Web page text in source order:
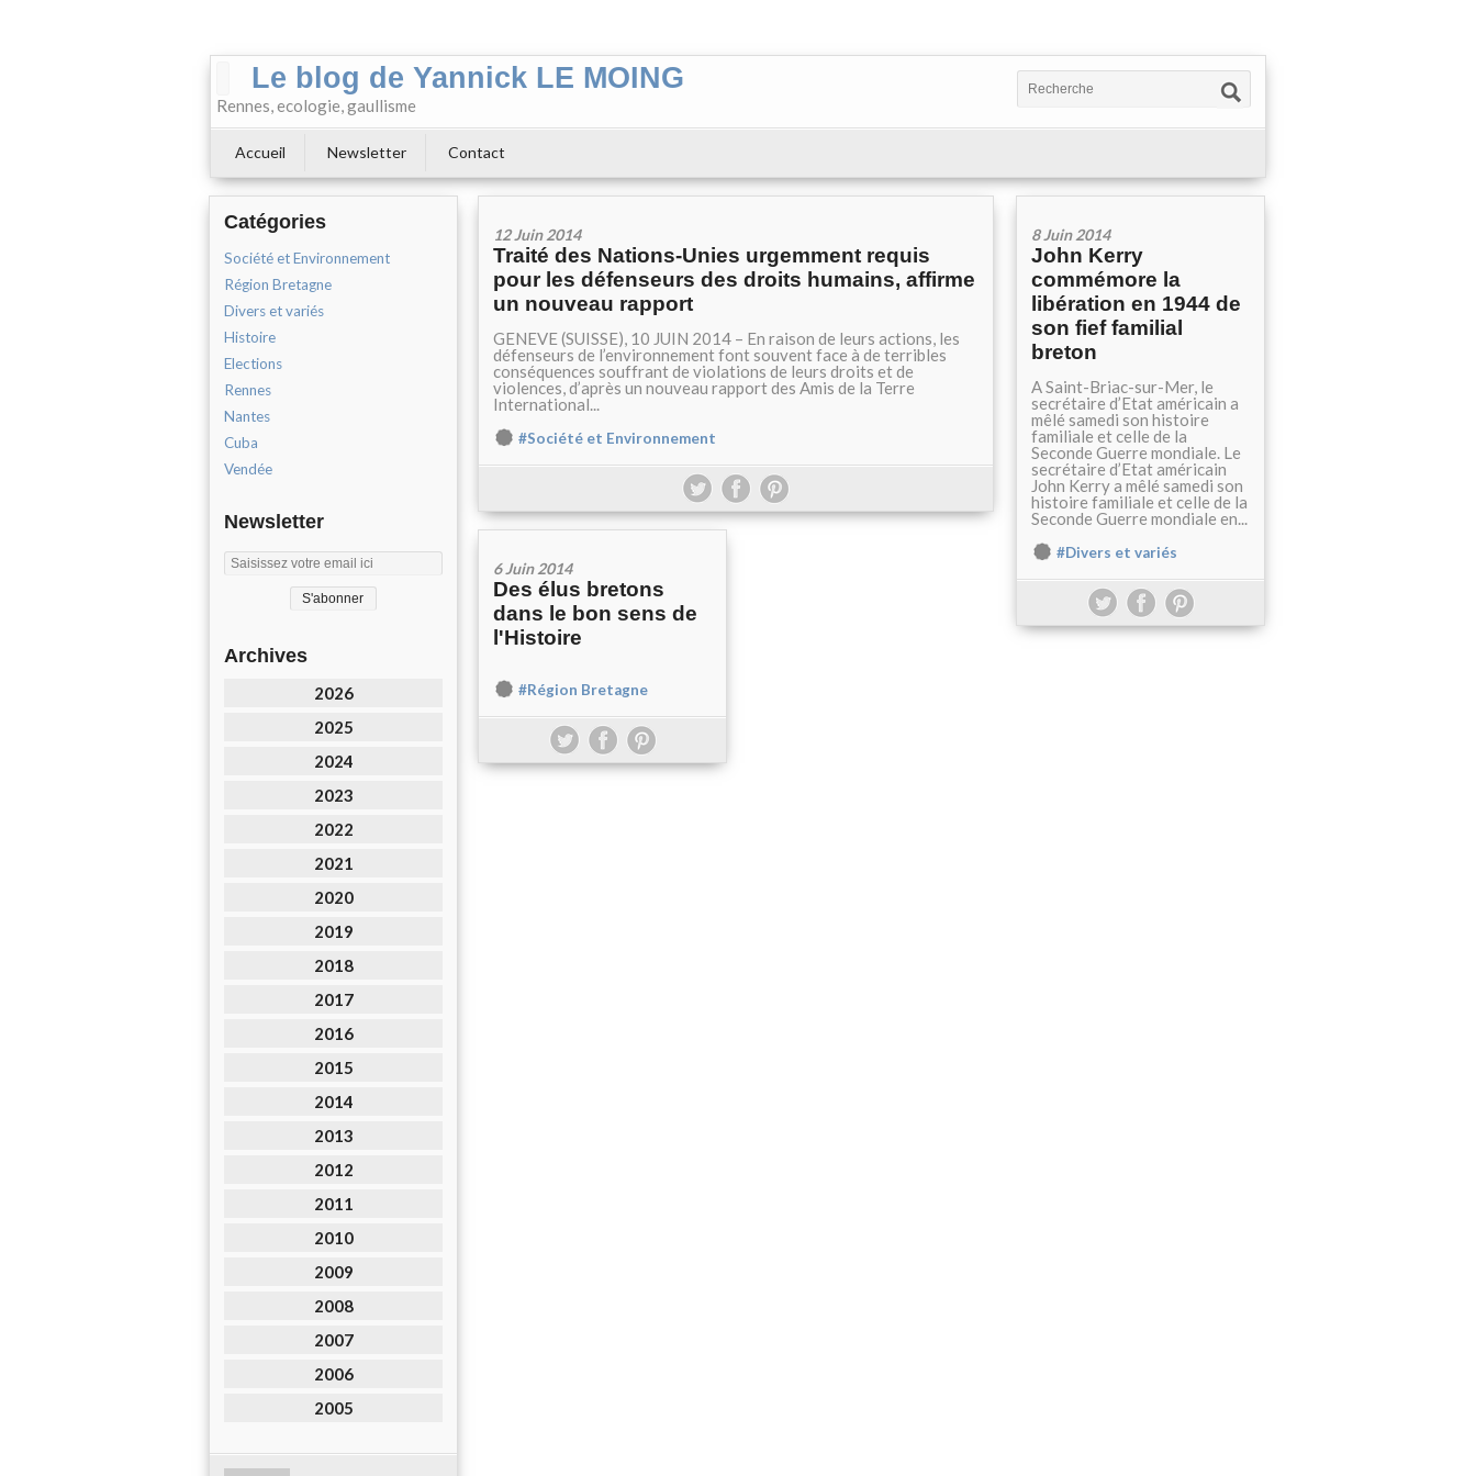
Le blog de Yannick LE MOING
Rennes, ecologie, gaullisme
Accueil Newsletter Contact
Catégories
Société et Environnement
Région Bretagne
Divers et variés
Histoire
Elections
Rennes
Nantes
Cuba
Vendée
Newsletter
Archives
2026
2025
2024
2023
2022
2021
2020
2019
2018
2017
2016
2015
2014
2013
2012
2011
2010
2009
2008
2007
2006
2005
12 Juin 2014
Traité des Nations-Unies urgemment requis
pour les défenseurs des droits humains, affirme
un nouveau rapport
GENEVE (SUISSE), 10 JUIN 2014 – En raison de leurs actions, les
défenseurs de l’environnement font souvent face à de terribles
conséquences souffrant de violations de leurs droits et de
violences, d’après un nouveau rapport des Amis de la Terre
International...
#Société et Environnement
8 Juin 2014
John Kerry
commémore la
libération en 1944 de
son fief familial
breton
A Saint-Briac-sur-Mer, le
secrétaire d’Etat américain a
mêlé samedi son histoire
familiale et celle de la
Seconde Guerre mondiale. Le
secrétaire d’Etat américain
John Kerry a mêlé samedi son
histoire familiale et celle de la
Seconde Guerre mondiale en...
#Divers et variés
6 Juin 2014
Des élus bretons
dans le bon sens de
l'Histoire
#Région Bretagne